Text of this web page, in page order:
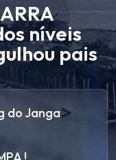
níveis
pais
do Janga>